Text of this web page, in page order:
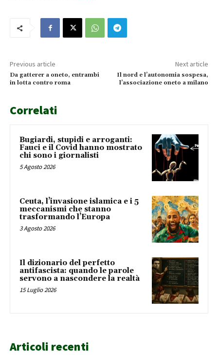
Previous article
Da gatterer a oneto, entrambi
in lotta contro roma
Next article
Il nord e l’autonomia sospesa,
l’associazione oneto a milano
Correlati
Bugiardi, stupidi e arroganti:
Fauci e il Covid hanno mostrato
chi sono i giornalisti
5 Agosto 2026
Ceuta, l’invasione islamica e i 5
meccanismi che stanno
trasformando l’Europa
3 Agosto 2026
Il dizionario del perfetto
antifascista: quando le parole
servono a nascondere la realtà
15 Luglio 2026
Articoli recenti